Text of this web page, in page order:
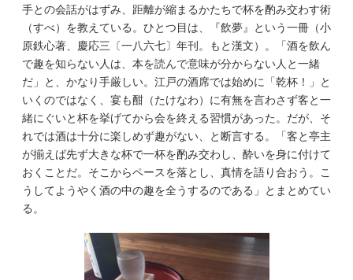
手との会話がはずみ、距離が縮まるかたちで杯を酌み交わす術
（すべ）を教えている。ひとつ目は、『飲夢』という一冊（小
原鉄心著、慶応三〔一八六七〕年刊。もと漢文）。「酒を飲ん
で趣を知らない人は、本を読んで意味が分からない人と一緒
だ」と、かなり手厳しい。江戸の酒席では始めに「乾杯！」と
いくのではなく、宴も酣（たけなわ）に有無を言わさず客と一
緒にぐいと杯を挙げてから会を終える習慣があった。だが、そ
れでは酒は十分に楽しめず趣がない、と断言する。「客と亭主
が揃えば先ず大きな杯で一杯を酌み交わし、酔いを身に付けて
おくことだ。そこからペースを落とし、真情を語り合おう。こ
うしてようやく酒の中の趣を全うするのである」とまとめてい
る。